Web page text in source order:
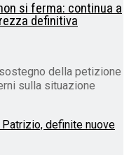
si ferma: continua a
definitiva
della petizione
sulla situazione